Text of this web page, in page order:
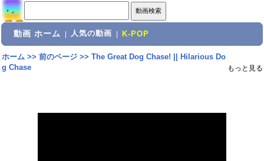
動画 ホーム 人気の動画 K-POP
ホーム>> 前のページ>> The Great Dog Chase! || Hilarious Do
g Chase
もっと見る